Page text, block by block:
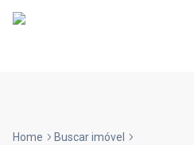
Home
Buscar imóvel